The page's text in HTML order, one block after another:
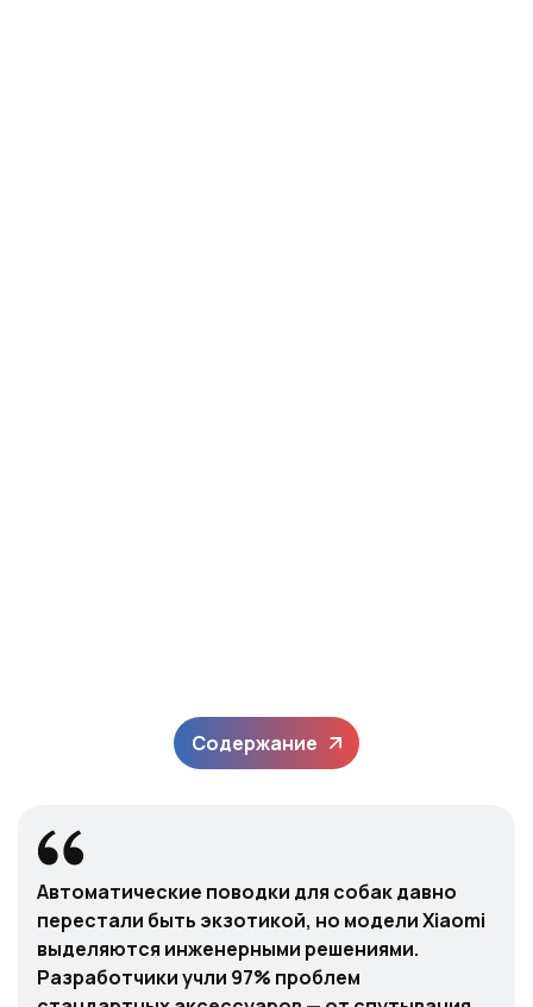
Содержание
Автоматические поводки для собак давно
перестали быть экзотикой, но модели Xiaomi
выделяются инженерными решениями.
Разработчики учли 97% проблем